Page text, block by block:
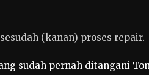
(kanan) proses repair.
sudah pernah ditangani